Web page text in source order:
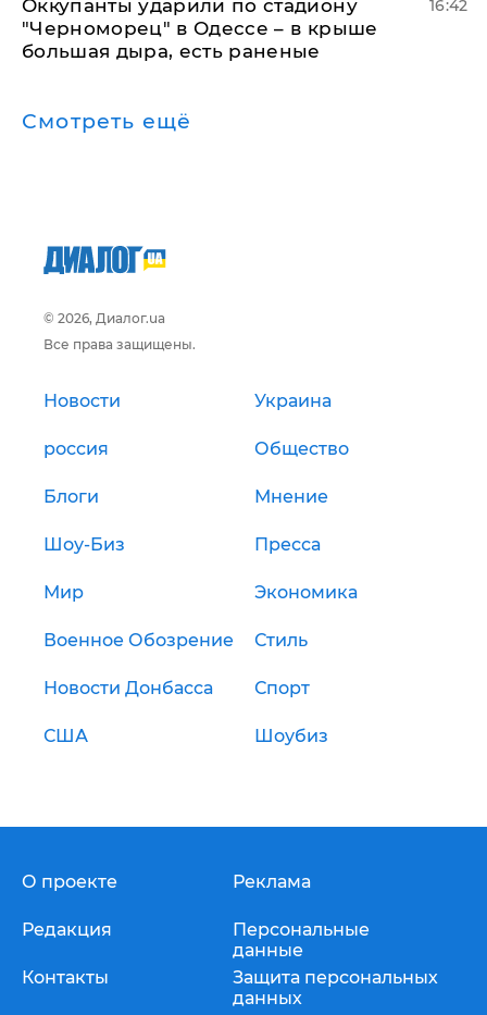
Оккупанты ударили по стадиону
"Черноморец" в Одессе – в крыше
большая дыра, есть раненые
16:42
Смотреть ещё
© 2026, Диалог.ua
Все права защищены.
Новости Украина
россия Общество
Блоги Мнение
Шоу-Биз Пресса
Мир Экономика
Военное Обозрение Стиль
Новости Донбасса Спорт
США Шоубиз
О проекте
Редакция
Контакты
Реклама
Персональные
данные
Защита персональных
данных